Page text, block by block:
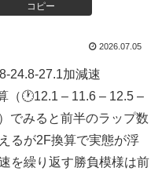
コピー
2026.07.05
24.8-27.1加減速
🕐12.1 – 11.6 – 12.5 –
でみると前半のラップ数
るが2F換算で実態が浮
を繰り返す勝負模様は前